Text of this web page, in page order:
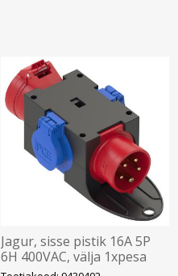
Jagur, sisse pistik 16A 5P
6H 400VAC, välja 1xpesa
16A 5P 6H 400VAC ja